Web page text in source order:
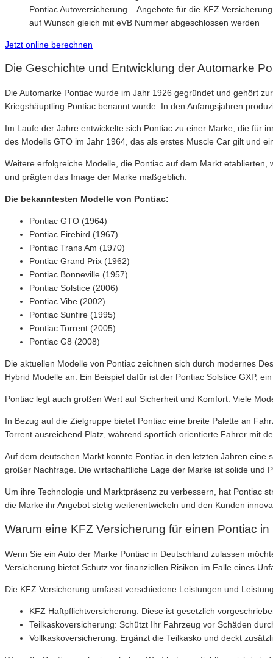
Pontiac Autoversicherung – Angebote für die KFZ
auf Wunsch gleich mit eVB Nummer abgeschlossen werden
Jetzt online berechnen
Die Geschichte und Entwicklung der Automarke
Die Automarke Pontiac wurde im Jahr 1926 gegründet und gehört
Kriegshäuptling Pontiac benannt wurde. In den Anfangsjahren
Im Laufe der Jahre entwickelte sich Pontiac zu einer Marke, die für
des Modells GTO im Jahr 1964, das als erstes Muscle Car gilt und
Weitere erfolgreiche Modelle, die Pontiac auf dem Markt
und prägten das Image der Marke maßgeblich.
Die bekanntesten Modelle von Pontiac:
Pontiac GTO (1964)
Pontiac Firebird (1967)
Pontiac Trans Am (1970)
Pontiac Grand Prix (1962)
Pontiac Bonneville (1957)
Pontiac Solstice (2006)
Pontiac Vibe (2002)
Pontiac Sunfire (1995)
Pontiac Torrent (2005)
Pontiac G8 (2008)
Die aktuellen Modelle von Pontiac zeichnen sich durch modernes
Hybrid Modelle an. Ein Beispiel dafür ist der Pontiac Solstice GXP,
Pontiac legt auch großen Wert auf Sicherheit und Komfort. Viele
In Bezug auf die Zielgruppe bietet Pontiac eine breite Palette an
Torrent ausreichend Platz, während sportlich orientierte Fahrer mit
Auf dem deutschen Markt konnte Pontiac in den letzten Jahren
großer Nachfrage. Die wirtschaftliche Lage der Marke ist solide und
Um ihre Technologie und Marktpräsenz zu verbessern, hat Pontiac
die Marke ihr Angebot stetig weiterentwickeln und den Kunden
Warum eine KFZ Versicherung für einen Pontiac
Wenn Sie ein Auto der Marke Pontiac in Deutschland zulassen
Versicherung bietet Schutz vor finanziellen Risiken im Falle eines
Die KFZ Versicherung umfasst verschiedene Leistungen und
KFZ Haftpflichtversicherung: Diese ist gesetzlich
Teilkaskoversicherung: Schützt Ihr Fahrzeug vor Schäden
Vollkaskoversicherung: Ergänzt die Teilkasko und deckt